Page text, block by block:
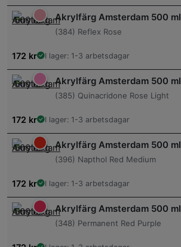
Akrylfärg Amsterdam 500 ml
(384) Reflex Rose
172 kr I lager: 1-3 arbetsdagar
Akrylfärg Amsterdam 500 ml
(385) Quinacridone Rose Light
172 kr I lager: 1-3 arbetsdagar
Akrylfärg Amsterdam 500 ml
(396) Napthol Red Medium
172 kr I lager: 1-3 arbetsdagar
Akrylfärg Amsterdam 500 ml
(348) Permanent Red Purple